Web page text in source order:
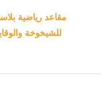
مقاعد رياضية
للشيخوخة